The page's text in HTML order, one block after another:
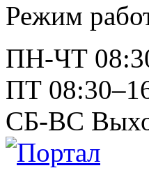
Режим
ПН-ЧТ
ПТ
СБ-ВС